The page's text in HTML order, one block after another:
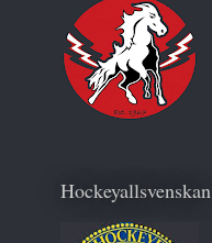
Hockeyallsvenskan